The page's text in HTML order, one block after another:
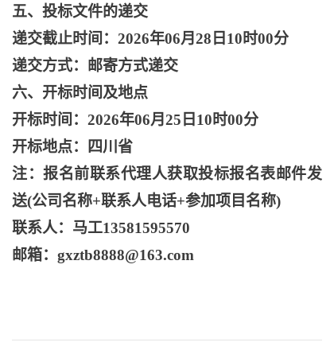
五、投标文件的递交
递交截止时间： 2026年06月28日10时00分
递交方式：邮寄方式递交
六、开标时间及地点
开标时间： 2026年06月25日10时00分
开标地点：四川省
注：报名前联系代理人获取投标报名表邮件发
送(公司名称+联系人电话+参加项目名称)
联系人：马工13581595570
邮箱： gxztb8888@163.com